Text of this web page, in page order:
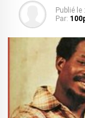
Publié le :
Par: